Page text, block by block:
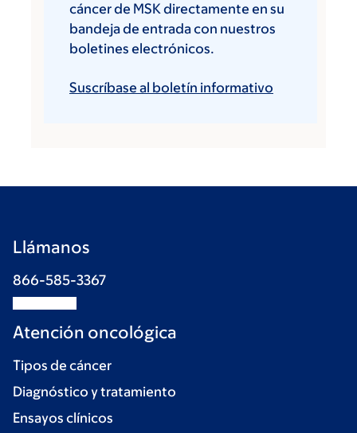
cáncer de MSK directamente en su
bandeja de entrada con nuestros
boletines electrónicos.
Suscríbase al boletín informativo
Llámanos
866-585-3367
Atención oncológica
Tipos de cáncer
Diagnóstico y tratamiento
Ensayos clínicos